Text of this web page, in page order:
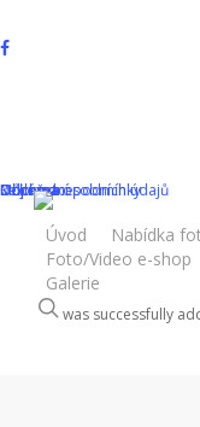
to
facebook
Obchodní podmínky
Reklamace
Ochrana osobních údajů
Doprava
Můj účet
Úvod Nabídka
Foto/Video e-shop
Galerie
search
was successfully